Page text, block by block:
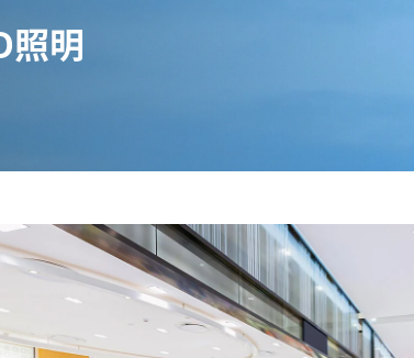
照明
D4i LED driver for IoT smart lighting